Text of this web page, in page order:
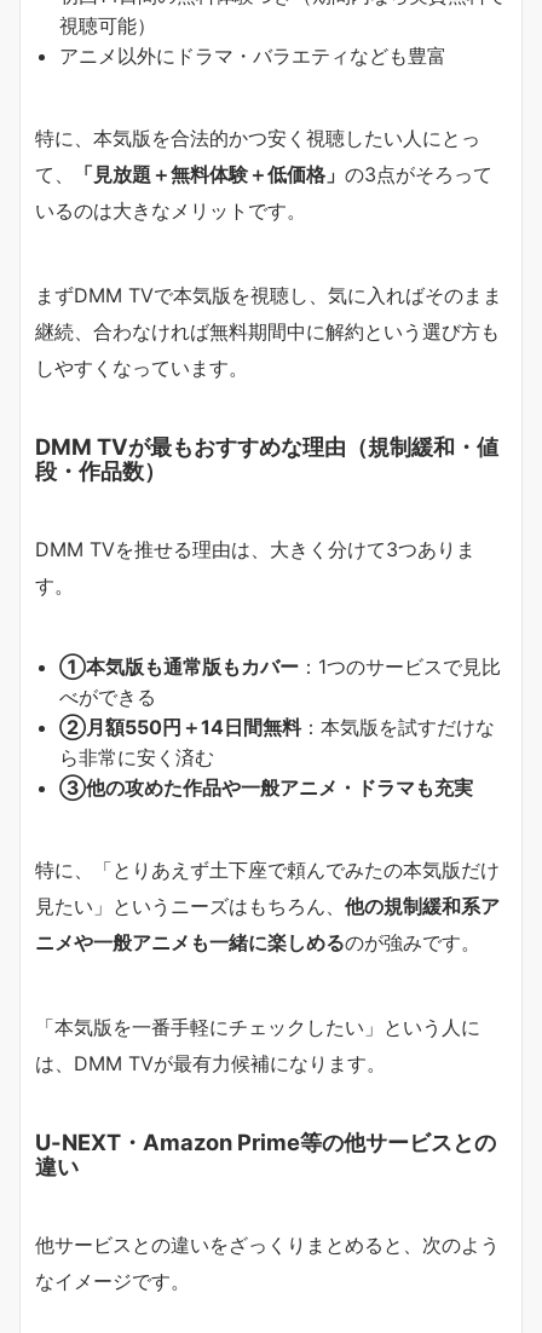
視聴可能）
アニメ以外にドラマ・バラエティなども豊富
特に、本気版を合法的かつ安く視聴したい人にとっ
て、
「見放題＋無料体験＋低価格」 の3点がそろって
いるのは大きなメリットです。
まずDMM TVで本気版を視聴し、気に入ればそのまま
継続、合わなければ無料期間中に解約という選び方も
しやすくなっています。
DMM TVが最もおすすめな理由（規制緩和・値
段・作品数）
DMM TVを推せる理由は、大きく分けて3つありま
す。
①本気版も通常版もカバー ：1つのサービスで見比
べができる
②月額550円＋14日間無料：本気版を試すだけな
ら非常に安く済む
③他の攻めた作品や一般アニメ・ドラマも充実
特に、「とりあえず土下座で頼んでみたの本気版だけ
見たい」というニーズはもちろん、 他の規制緩和系ア
ニメや一般アニメも一緒に楽しめるのが強みです。
「本気版を一番手軽にチェックしたい」という人に
は、DMM TVが最有力候補になります。
U-NEXT・Amazon Prime等の他サービスとの
違い
他サービスとの違いをざっくりまとめると、次のよう
なイメージです。